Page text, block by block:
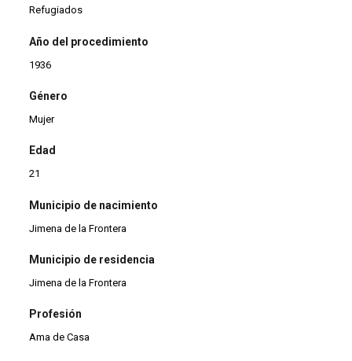
Refugiados
Año del procedimiento
1936
Género
Mujer
Edad
21
Municipio de nacimiento
Jimena de la Frontera
Municipio de residencia
Jimena de la Frontera
Profesión
Ama de Casa